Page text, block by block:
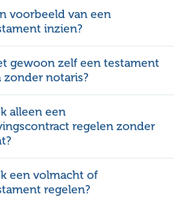
voorbeeld van een
inzien?
gewoon zelf een testament
notaris?
alleen een
regelen zonder
een volmacht of
regelen?
medisch
executeur